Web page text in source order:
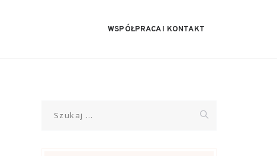
WSPÓŁPRACA I KONTAKT